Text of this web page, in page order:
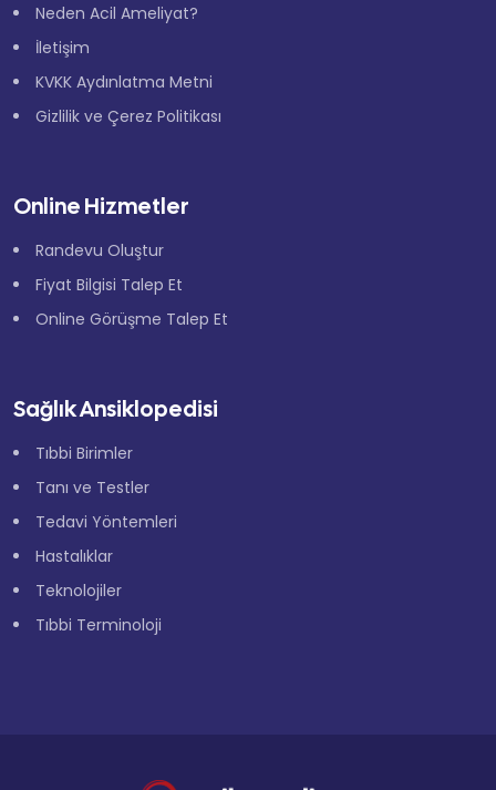
Neden Acil Ameliyat?
İletişim
KVKK Aydınlatma Metni
Gizlilik ve Çerez Politikası
Online Hizmetler
Randevu Oluştur
Fiyat Bilgisi Talep Et
Online Görüşme Talep Et
Sağlık Ansiklopedisi
Tıbbi Birimler
Tanı ve Testler
Tedavi Yöntemleri
Hastalıklar
Teknolojiler
Tıbbi Terminoloji
×